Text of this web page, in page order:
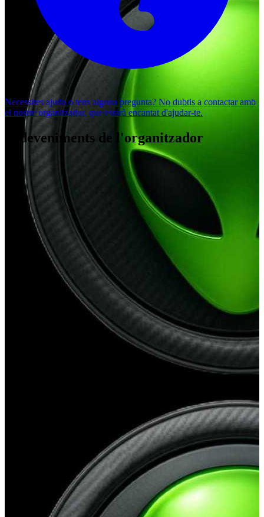
Necessites ajuda o tens alguna pregunta? No dubtis a contactar amb
el nostre organitzador, que estarà encantat d'ajudar-te.
Esdeveniments de l'organitzador
BELLACAS
MARCIANO